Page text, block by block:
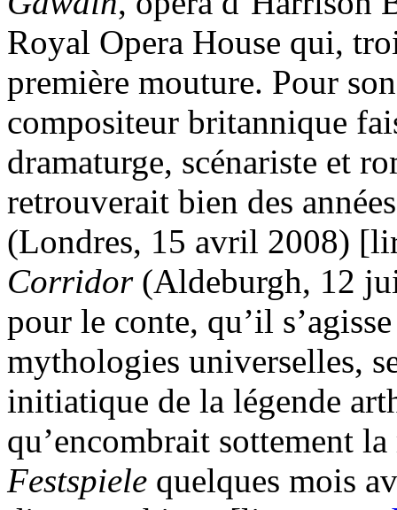
Royal Opera House qui,
première mouture. Pour
compositeur britannique
dramaturge, scénariste et
retrouverait bien des
(Londres, 15 avril 2008)
Corridor(Aldeburgh, 12
pour le conte, qu’il
mythologies universelles,
initiatique de la légende
qu’encombrait sottement
Festspiele quelques mois